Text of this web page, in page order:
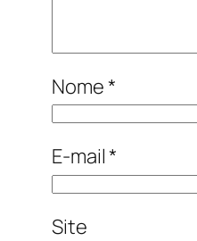
Nome*
E-mail*
Site